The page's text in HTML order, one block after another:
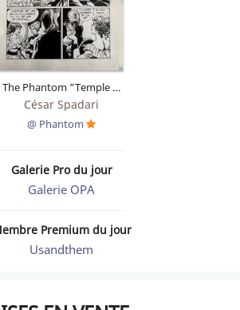
The Phantom “Temple of Gods Part 6”
César Spadari
@ Phantom
Galerie Pro du jour
Galerie OPA
Premium du jour
Usandthem